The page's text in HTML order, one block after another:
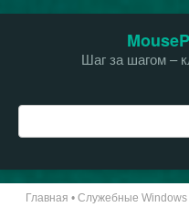
Шаг за шагом –
Главная • Служебные Windows